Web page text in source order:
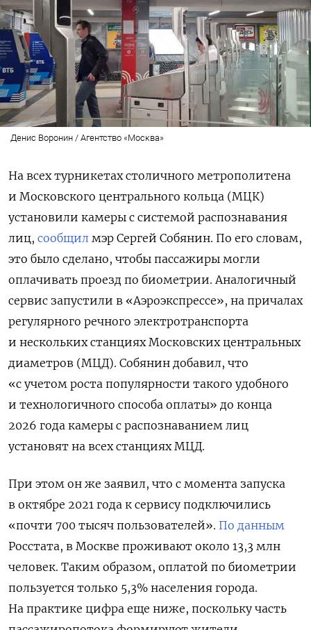
Денис Воронин / Агентство «Москва»
На всех турникетах столичного метрополитена
и Московского центрального кольца (МЦК)
установили камеры с системой распознавания
лиц, сообщил мэр Сергей Собянин. По его словам,
это было сделано, чтобы пассажиры могли
оплачивать проезд по биометрии. Аналогичный
сервис запустили в «Аэроэкспрессе», на причалах
регулярного речного электротранспорта
и нескольких станциях Московских центральных
диаметров (МЦД). Собянин добавил, что
«с учетом роста популярности такого удобного
и технологичного способа оплаты» до конца
2026 года камеры с распознаванием лиц
установят на всех станциях МЦД.
При этом он же заявил, что с момента запуска
в октябре 2021 года к сервису подключились
«почти 700 тысяч пользователей». По данным
Росстата, в Москве проживают около 13,3 млн
человек. Таким образом, оплатой по биометрии
пользуется только 5,3% населения города.
На практике цифра еще ниже, поскольку часть